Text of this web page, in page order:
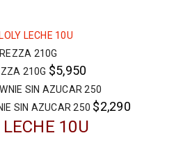
210G $5,950
SIN AZUCAR 250 $2,290
10U